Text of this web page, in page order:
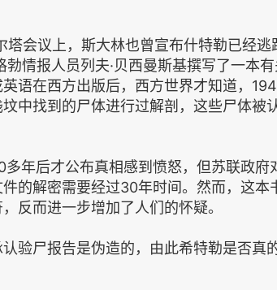
议上，斯大林也曾宣布什特勒已经逃
情报人员列夫·贝西曼斯基撰写了一本
语在西方出版后，西方世界才知道，
中找到的尸体进行过解剖，这些尸体被
后才公布真相感到愤怒，但苏联政府
的解密需要经过30年时间。然而，这本
反而进一步增加了人们的怀疑。
尸报告是伪造的，由此希特勒是否真